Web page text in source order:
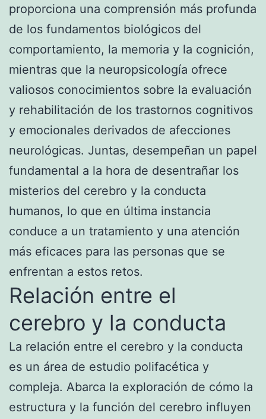
proporciona una comprensión más profunda
de los fundamentos biológicos del
comportamiento, la memoria y la cognición,
mientras que la neuropsicología ofrece
valiosos conocimientos sobre la evaluación
y rehabilitación de los trastornos cognitivos
y emocionales derivados de afecciones
neurológicas. Juntas, desempeñan un papel
fundamental a la hora de desentrañar los
misterios del cerebro y la conducta
humanos, lo que en última instancia
conduce a un tratamiento y una atención
más eficaces para las personas que se
enfrentan a estos retos.
Relación entre el
cerebro y la conducta
La relación entre el cerebro y la conducta
es un área de estudio polifacética y
compleja. Abarca la exploración de cómo la
estructura y la función del cerebro influyen